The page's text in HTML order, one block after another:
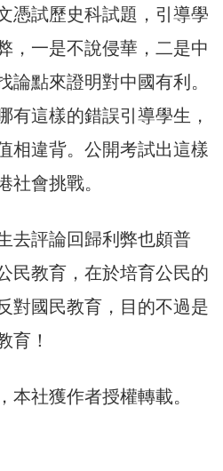
憑試歷史科試題，引導學
，一是不說侵華，二是中
論點來證明對中國有利。
有這樣的錯誤引導學生，
相違背。公開考試出這樣
社會挑戰。
去評論回歸利弊也頗普
民教育，在於培育公民的
對國民教育，目的不過是
育！
本社獲作者授權轉載。